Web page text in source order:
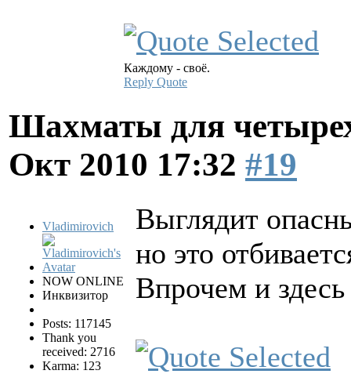
Каждому - своё.
Reply Quote
Шахматы для
Окт 2010 17:32 #19
Vladimirovich
NOW ONLINE
Инквизитор
Posts: 117145
Thank you
received: 2716
Karma: 123
Выглядит
но это
Впрочем и